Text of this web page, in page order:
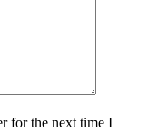
for the next time I